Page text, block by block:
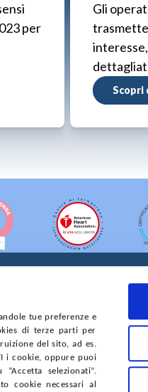
tue preferenze e
di terze parti per
del sito, ad es.
i cookie, oppure puoi
selezionati”.
cookie necessari al
per
Gli
Scopri
MAPPA DEL SITO